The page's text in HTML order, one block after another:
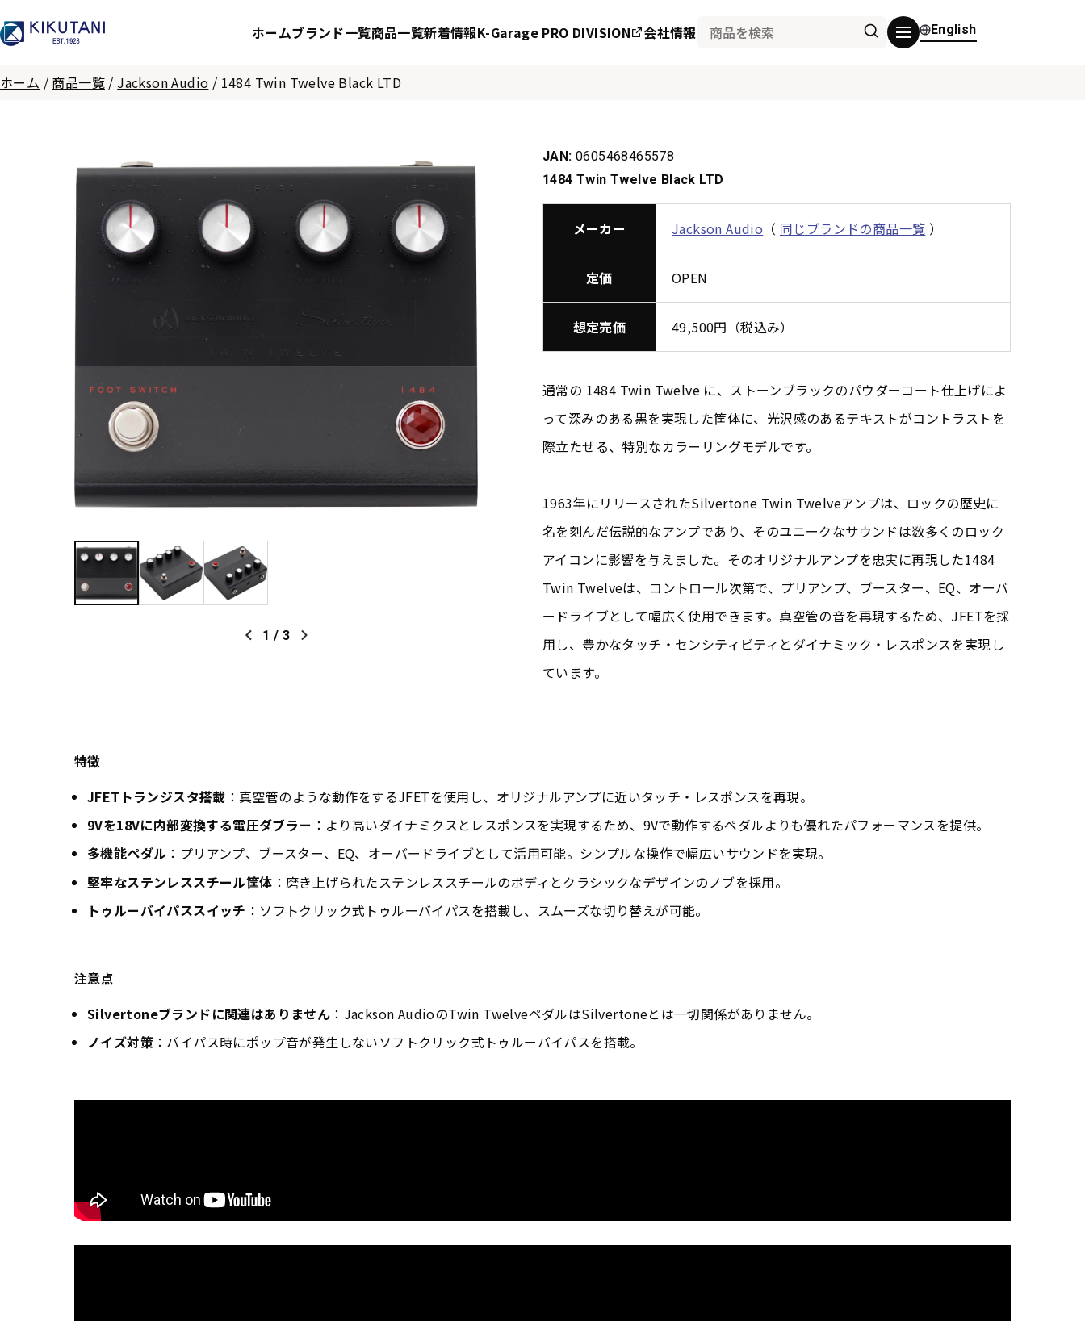
ホームブランド一覧商品一覧新着情報K-Garage PRO DIVISION 会社情報 English
ホーム / 商品一覧 / Jackson Audio / 1484 Twin Twelve Black LTD
1 / 3
JAN: 0605468465578
1484 Twin Twelve Black LTD
メーカー Jackson Audio （ 同じブランドの商品一覧 ）
定価 OPEN
想定売価 49,500円（税込み）
通常の 1484 Twin Twelve に、ストーンブラックのパウダーコート仕上げによ
って深みのある黒を実現した筐体に、光沢感のあるテキストがコントラストを
際立たせる、特別なカラーリングモデルです。
1963年にリリースされたSilvertone Twin Twelveアンプは、ロックの歴史に
名を刻んだ伝説的なアンプであり、そのユニークなサウンドは数多くのロック
アイコンに影響を与えました。そのオリジナルアンプを忠実に再現した1484
Twin Twelveは、コントロール次第で、プリアンプ、ブースター、EQ、オーバ
ードライブとして幅広く使用できます。真空管の音を再現するため、JFETを採
用し、豊かなタッチ・センシティビティとダイナミック・レスポンスを実現し
ています。
特徴
JFETトランジスタ搭載 ：真空管のような動作をするJFETを使用し、オリジナルアンプに近いタッチ・レスポンスを再現。
9Vを18Vに内部変換する電圧ダブラー ：より高いダイナミクスとレスポンスを実現するため、9Vで動作するペダルよりも優れたパフォーマンスを提供。
多機能ペダル ：プリアンプ、ブースター、EQ、オーバードライブとして活用可能。シンプルな操作で幅広いサウンドを実現。
堅牢なステンレススチール筐体 ：磨き上げられたステンレススチールのボディとクラシックなデザインのノブを採用。
トゥルーバイパススイッチ ：ソフトクリック式トゥルーバイパスを搭載し、スムーズな切り替えが可能。
注意点
Silvertoneブランドに関連はありません ：Jackson AudioのTwin TwelveペダルはSilvertoneとは一切関係がありません。
ノイズ対策 ：バイパス時にポップ音が発生しないソフトクリック式トゥルーバイパスを搭載。